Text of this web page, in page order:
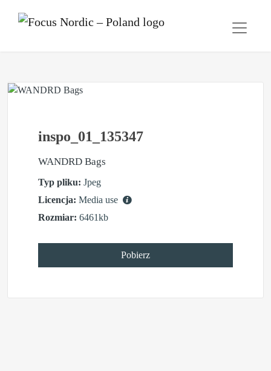
inspo_01_135347
WANDRD Bags
Typ pliku: Jpeg
Licencja: Media use
Rozmiar: 6461kb
Pobierz